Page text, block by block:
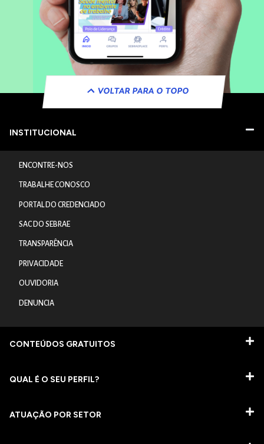
VOLTAR PARA O TOPO
INSTITUCIONAL
ENCONTRE-NOS
TRABALHE CONOSCO
PORTAL DO CREDENCIADO
SAC DO SEBRAE
TRANSPARÊNCIA
PRIVACIDADE
OUVIDORIA
DENUNCIA
CONTEÚDOS GRATUITOS
QUAL É O SEU PERFIL?
ATUAÇÃO POR SETOR